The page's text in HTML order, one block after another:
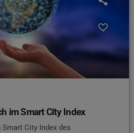
im Smart City Index
City Index des